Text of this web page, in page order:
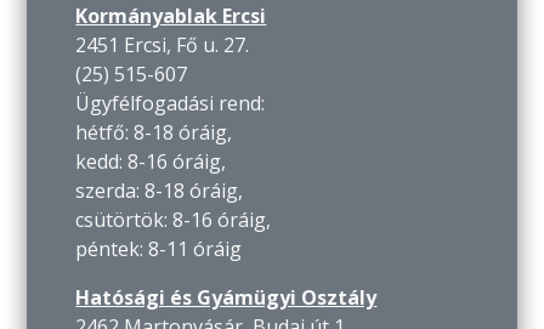
Kormányablak Ercsi
2451 Ercsi, Fő u. 27.
(25) 515-607
Ügyfélfogadási rend:
hétfő: 8-18 óráig,
kedd: 8-16 óráig,
szerda: 8-18 óráig,
csütörtök: 8-16 óráig,
péntek: 8-11 óráig
Hatósági és Gyámügyi Osztály